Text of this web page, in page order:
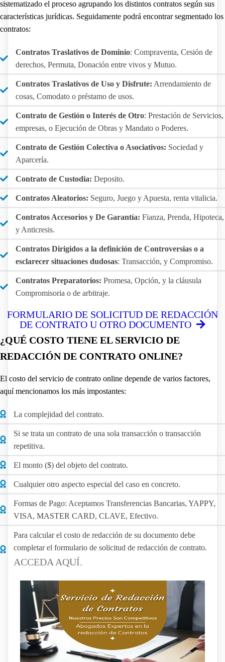
sistematizado el proceso agrupando los distintos contratos según sus
características jurídicas. Seguidamente podrá encontrar segmentado los
contratos:
Contratos Traslativos de Dominio: Compraventa, Cesión de
derechos, Permuta, Donación entre vivos y Mutuo.
Contratos Traslativos de Uso y Disfrute: Arrendamiento de
cosas, Comodato o préstamo de usos.
Contrato de Gestión o Interés de Otro: Prestación de Servicios,
empresas, o Ejecución de Obras y Mandato o Poderes.
Contrato de Gestión Colectiva o Asociativos: Sociedad y
Aparcería.
Contrato de Custodia: Deposito.
Contratos Aleatorios: Seguro, Juego y Apuesta, renta vitalicia.
Contratos Accesorios y De Garantía: Fianza, Prenda, Hipoteca,
y Anticresis.
Contratos Dirigidos a la definición de Controversias o a
esclarecer situaciones dudosas: Transacción, y Compromiso.
Contratos Preparatorios: Promesa, Opción, y la cláusula
Compromisoria o de arbitraje.
FORMULARIO DE SOLICITUD DE REDACCIÓN
DE CONTRATO U OTRO DOCUMENTO
¿QUÉ COSTO TIENE EL SERVICIO DE
REDACCIÓN DE CONTRATO ONLINE?
El costo del servicio de contrato online depende de varios factores,
aquí mencionamos los más impostantes:
La complejidad del contrato.
Si se trata un contrato de una sola transacción o transacción
repetitiva.
El monto ($) del objeto del contrato.
Cualquier otro aspecto especial del caso en concreto.
Formas de Pago: Aceptamos Transferencias Bancarias, YAPPY,
VISA, MASTER CARD, CLAVE, Efectivo.
Para calcular el costo de redacción de su documento debe
completar el formulario de solicitud de redacción de contrato.
ACCEDA AQUÍ.